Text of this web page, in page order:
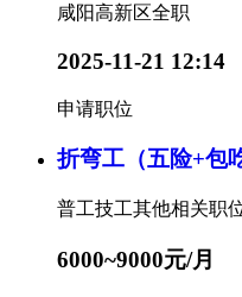
咸阳高新区全职
2025-11-21 12:14
申请职位
折弯工（五险+包
普工技工其他相关职
6000~9000元/月